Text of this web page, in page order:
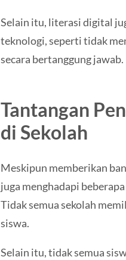
Selain itu, literasi digital
teknologi, seperti tidak
secara bertanggung jawab.
Tantangan
di Sekolah
Meskipun memberikan
juga menghadapi
Tidak semua sekolah
siswa.
Selain itu, tidak semua